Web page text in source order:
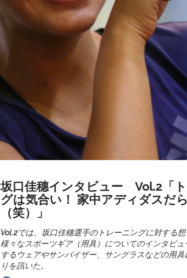
坂口佳穗インタビュー Vol.2「
グは気合い！ 家中アディダスだ
（笑）」
Vol.2では、坂口佳穗選手のトレーニングに対する想
様々なスポーツギア（用具）についてのインタビ
するウェアやサンバイザー、サングラスなどの用
りを訊いた。